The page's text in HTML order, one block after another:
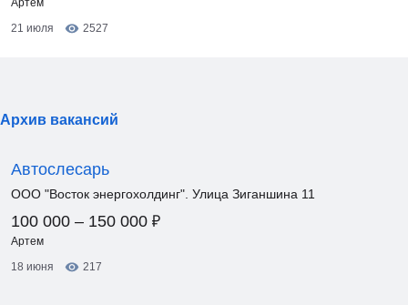
Артем
21 июля
2527
Архив вакансий
Автослесарь
ООО "Восток энергохолдинг". Улица Зиганшина 11
100 000 – 150 000 ₽
Артем
18 июня
217